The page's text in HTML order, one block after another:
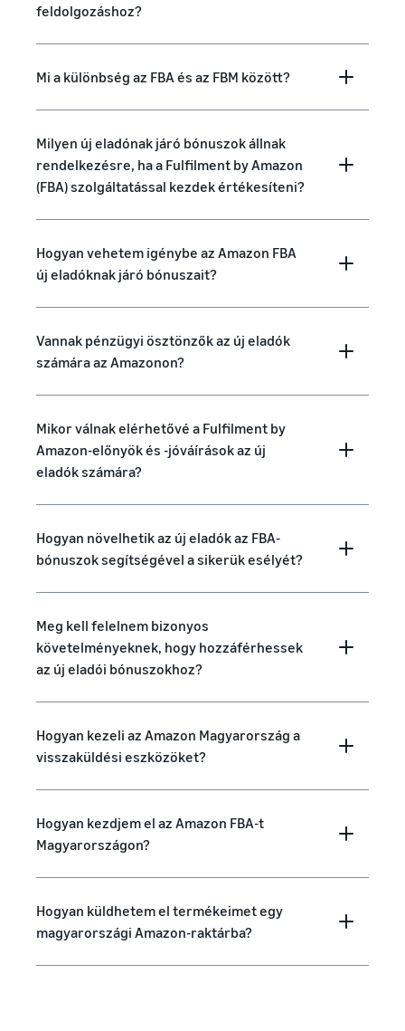
feldolgozáshoz?
Mi a különbség az FBA és az FBM között?
Milyen új eladónak járó bónuszok állnak
rendelkezésre, ha a Fulfilment by Amazon
(FBA) szolgáltatással kezdek értékesíteni?
Hogyan vehetem igénybe az Amazon FBA
új eladóknak járó bónuszait?
Vannak pénzügyi ösztönzők az új eladók
számára az Amazonon?
Mikor válnak elérhetővé a Fulfilment by
Amazon-előnyök és -jóváírások az új
eladók számára?
Hogyan növelhetik az új eladók az FBA-
bónuszok segítségével a sikerük esélyét?
Meg kell felelnem bizonyos
követelményeknek, hogy hozzáférhessek
az új eladói bónuszokhoz?
Hogyan kezeli az Amazon Magyarország a
visszaküldési eszközöket?
Hogyan kezdjem el az Amazon FBA-t
Magyarországon?
Hogyan küldhetem el termékeimet egy
magyarországi Amazon-raktárba?